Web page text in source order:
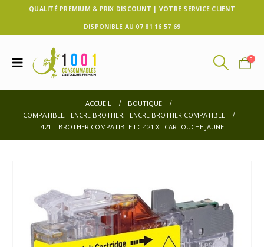
QUALITÉ PREMIUM & PRIX DISCOUNT | VOTRE SERVICE CLIENT
DISPONIBLE AU 07 81 16 57 69
0
ACCUEIL
BOUTIQUE
COMPATIBLE, ENCRE BROTHER,
ENCRE BROTHER COMPATIBLE
421 – BROTHER COMPATIBLE LC 421 XL CARTOUCHE JAUNE